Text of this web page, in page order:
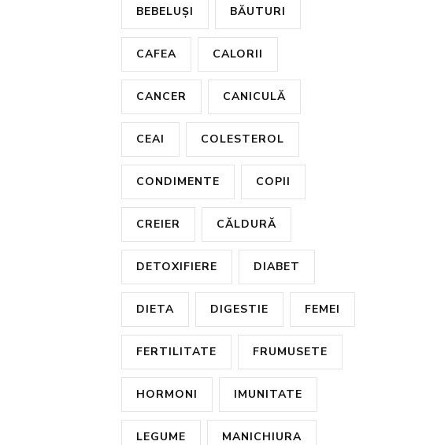
BEBELUȘI BĂUTURI
CAFEA CALORII
CANCER CANICULĂ
CEAI COLESTEROL
CONDIMENTE COPII
CREIER CĂLDURĂ
DETOXIFIERE DIABET
DIETA DIGESTIE FEMEI
FERTILITATE FRUMUSETE
HORMONI IMUNITATE
LEGUME MANICHIURA